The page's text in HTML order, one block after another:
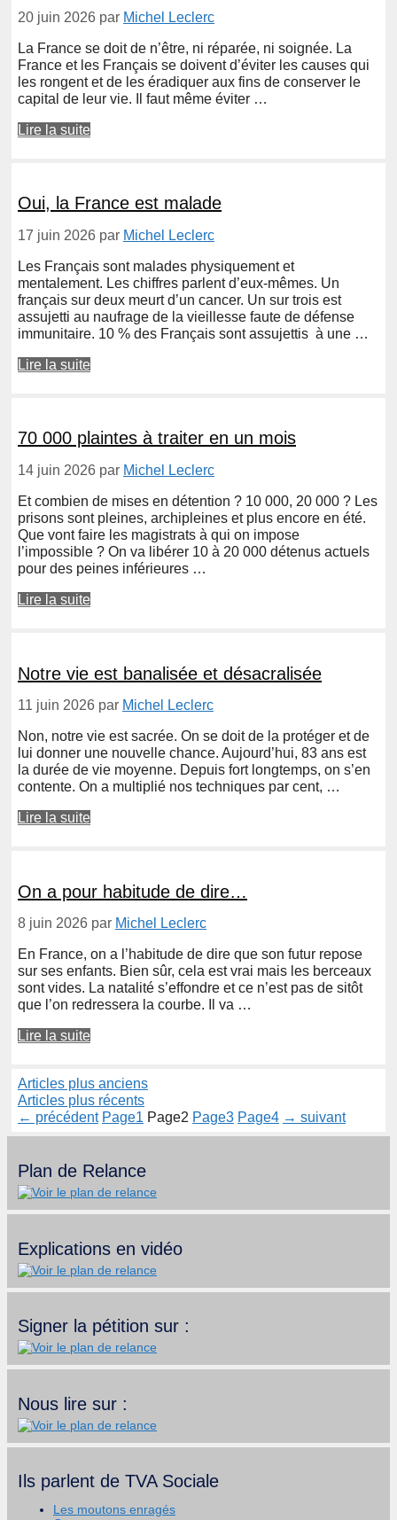
20 juin 2026 par Michel Leclerc
La France se doit de n’être, ni réparée, ni soignée. La
France et les Français se doivent d’éviter les causes qui
les rongent et de les éradiquer aux fins de conserver le
capital de leur vie. Il faut même éviter …
Lire la suite
Oui, la France est malade
17 juin 2026 par Michel Leclerc
Les Français sont malades physiquement et
mentalement. Les chiffres parlent d’eux-mêmes. Un
français sur deux meurt d’un cancer. Un sur trois est
assujetti au naufrage de la vieillesse faute de défense
immunitaire. 10 % des Français sont assujettis à une …
Lire la suite
70 000 plaintes à traiter en un mois
14 juin 2026 par Michel Leclerc
Et combien de mises en détention ? 10 000, 20 000 ? Les
prisons sont pleines, archipleines et plus encore en été.
Que vont faire les magistrats à qui on impose
l’impossible ? On va libérer 10 à 20 000 détenus actuels
pour des peines inférieures …
Lire la suite
Notre vie est banalisée et désacralisée
11 juin 2026 par Michel Leclerc
Non, notre vie est sacrée. On se doit de la protéger et de
lui donner une nouvelle chance. Aujourd’hui, 83 ans est
la durée de vie moyenne. Depuis fort longtemps, on s’en
contente. On a multiplié nos techniques par cent, …
Lire la suite
On a pour habitude de dire…
8 juin 2026 par Michel Leclerc
En France, on a l’habitude de dire que son futur repose
sur ses enfants. Bien sûr, cela est vrai mais les berceaux
sont vides. La natalité s’effondre et ce n’est pas de sitôt
que l’on redressera la courbe. Il va …
Lire la suite
Articles plus anciens
Articles plus récents
← précédent Page1 Page2 Page3 Page4 → suivant
Plan de Relance
Explications en vidéo
Signer la pétition sur :
Nous lire sur :
Ils parlent de TVA Sociale
Les moutons enragés